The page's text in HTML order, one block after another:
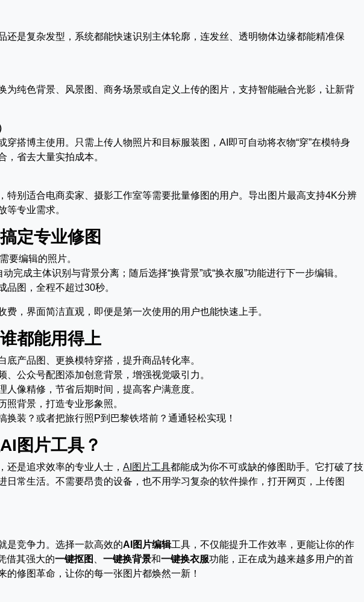
还是复杂发型，系统都能快速识别主体轮廓，连发丝、透明物体边缘都能精准保
为纯色背景、风景图、商务场景或自定义上传的图片，支持智能融合光影，让新背
穿搭博主使用。只需上传人物照片和目标服装图，AI即可自动将衣物“穿”在模特身
，省去大量实拍成本。
特别适合电商卖家、摄影工作室等需要批量修图的用户。导出图片最高支持4K分辨
等专业需求。
定专业修图
要编辑的照片。
动完成主体识别与背景分离；随后选择“换背景”或“换衣服”功能进行下一步编辑。
品图，全程不超过30秒。
费，界面简洁直观，即便是第一次使用的用户也能快速上手。
都能用得上
底产品图、更换模特穿搭，提升商品转化率。
、公众号配图添加创意背景，增强视觉吸引力。
人像精修，节省后期时间，提高客户满意度。
照背景，打造专业形象照。
换装？或者把旅行照P到巴黎铁塔前？通通轻松实现！
图片工具？
还是追求效率的专业人士， AI图片工具都能成为你不可或缺的修图助手。它打破了技
日常生活。不需要昂贵的设备，也不用学习复杂的软件操作，打开网页，上传图
是竞争力。选择一款高效的AI图片编辑工具，不仅能提升工作效率，更能让你的作
借其强大的一键抠图 一键换背景和一键换衣服功能，正在成为越来越多用户的首
的修图革命，让你的每一张图片都焕然一新！